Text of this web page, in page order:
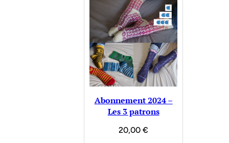
Abonnement 2024 –
Les 3 patrons
20,00€